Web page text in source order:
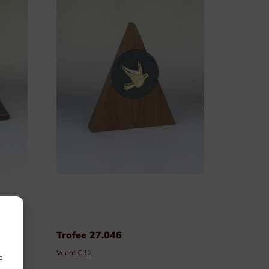
Trofee 27.046
Vanaf € 12